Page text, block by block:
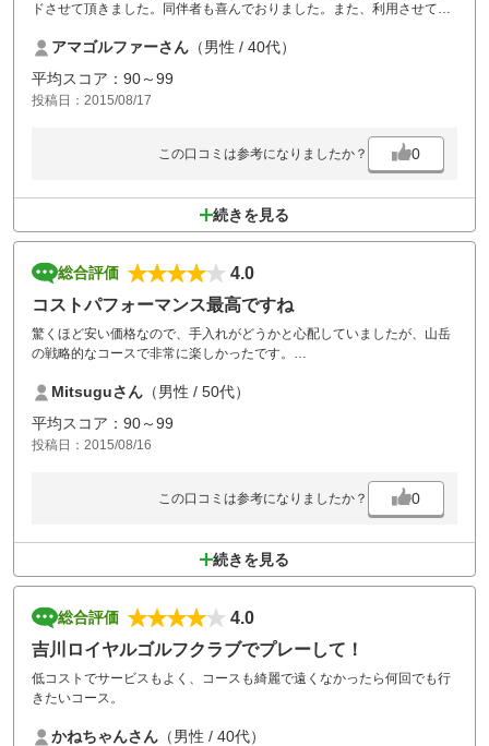
ドさせて頂きました。同伴者も喜んでおりました。また、利用させて頂
アマゴルファーさん （男性 / 40代）
平均スコア：90～99
投稿日：2015/08/17
この口コミは参考になりましたか？ 0
続きを見る
総合評価
4.0
コストパフォーマンス最高ですね
驚くほど安い価格なので、手入れがどうかと心配していましたが、山岳
の戦略的なコースで非常に楽しかったです。
Mitsuguさん （男性 / 50代）
平均スコア：90～99
投稿日：2015/08/16
この口コミは参考になりましたか？ 0
続きを見る
総合評価
4.0
吉川ロイヤルゴルフクラブでプレーして！
低コストでサービスもよく、コースも綺麗で遠くなかったら何回でも行
きたいコース。
かねちゃんさん （男性 / 40代）